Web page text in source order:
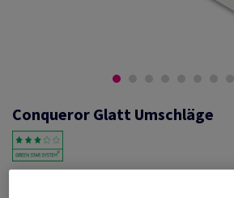
Conqueror Glatt Umschläge